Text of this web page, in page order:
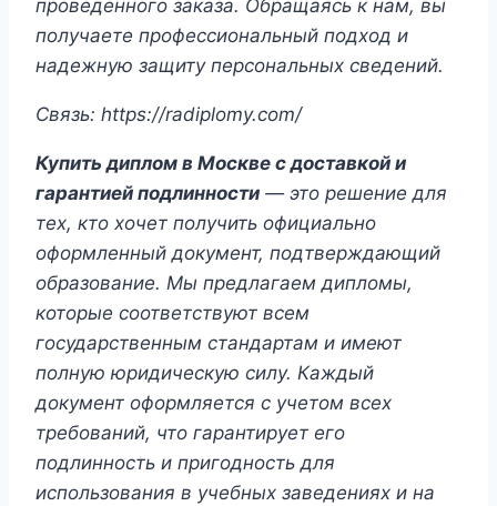
проведенного заказа. Обращаясь к нам, вы
получаете профессиональный подход и
надежную защиту персональных сведений.
Связь: https://radiplomy.com/
Купить диплом в Москве с доставкой и
гарантией подлинности — это решение для
тех, кто хочет получить официально
оформленный документ, подтверждающий
образование. Мы предлагаем дипломы,
которые соответствуют всем
государственным стандартам и имеют
полную юридическую силу. Каждый
документ оформляется с учетом всех
требований, что гарантирует его
подлинность и пригодность для
использования в учебных заведениях и на